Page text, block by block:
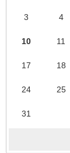
3 4
10 11
17 18
24 25
31